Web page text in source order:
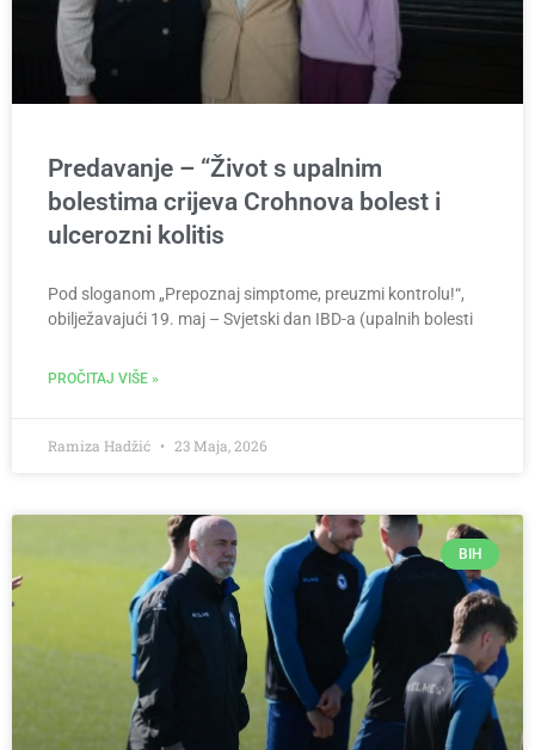
Predavanje – “Život s upalnim
bolestima crijeva Crohnova bolest i
ulcerozni kolitis
Pod sloganom „Prepoznaj simptome, preuzmi kontrolu!“,
obilježavajući 19. maj – Svjetski dan IBD-a (upalnih bolesti
PROČITAJ VIŠE »
Ramiza Hadžić 23 Maja, 2026
BIH